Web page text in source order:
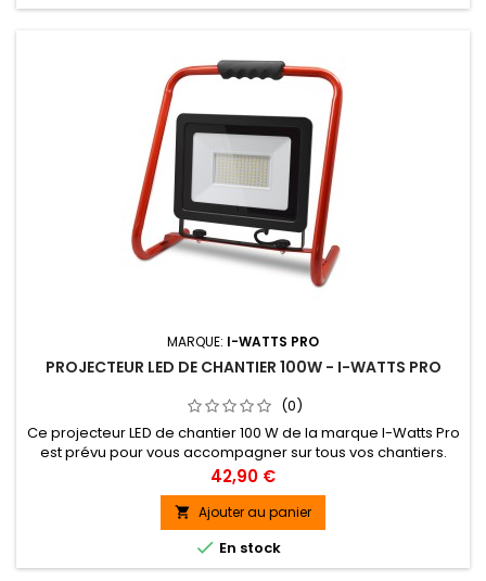
MARQUE: I-WATTS PRO
PROJECTEUR LED DE CHANTIER 100W - I-WATTS PRO
(0)
Ce projecteur LED de chantier 100 W de la marque I-Watts Pro
est prévu pour vous accompagner sur tous vos chantiers.
Léger et facile à transporter, il possède une poignée de
transport. La qualité de ses composants lui offre une longue
durée de vie. Sa technologie LED consomme peu d'électricité
et permet donc d'économiser de l'énergie. Ce projecteur
de...
Prix
42,90 €
 Ajouter au panier
 En stock